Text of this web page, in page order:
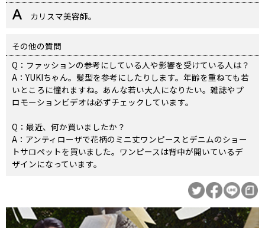
カリスマ美容師。
その他の質問
Q：ファッションの参考にしている人や影響を受けている人は？
A：YUKIちゃん。髪型を参考にしたりします。年齢を重ねても若
いところに憧れますね。あんな若い大人になりたい。雑誌やプ
ロモーションビデオは必ずチェックしています。
Q：最近、何か買いましたか？
A：アンティローザで花柄のミニ丈ワンピースとデニムのショー
トサロペットを買いました。ワンピースは背中が開いているデ
ザインになっています。